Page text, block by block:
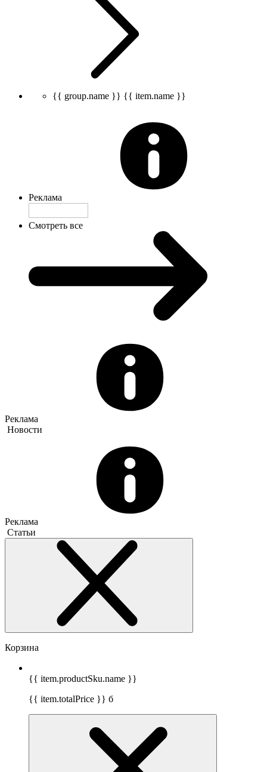
{{ group.name }} {{ item.name }}
Реклама
Смотреть все
Реклама
Новости
Реклама
Статьи
Корзина
{{ item.productSku.name }}
{{ item.totalPrice }} б